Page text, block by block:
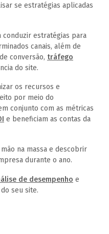
se estratégias aplicadas
conduzir estratégias para
canais, além de
conversão, tráfego
do site.
os recursos e
por meio do
conjunto com as métricas
e beneficiam as contas da
na massa e descobrir
durante o ano.
de desempenho e
seu site.